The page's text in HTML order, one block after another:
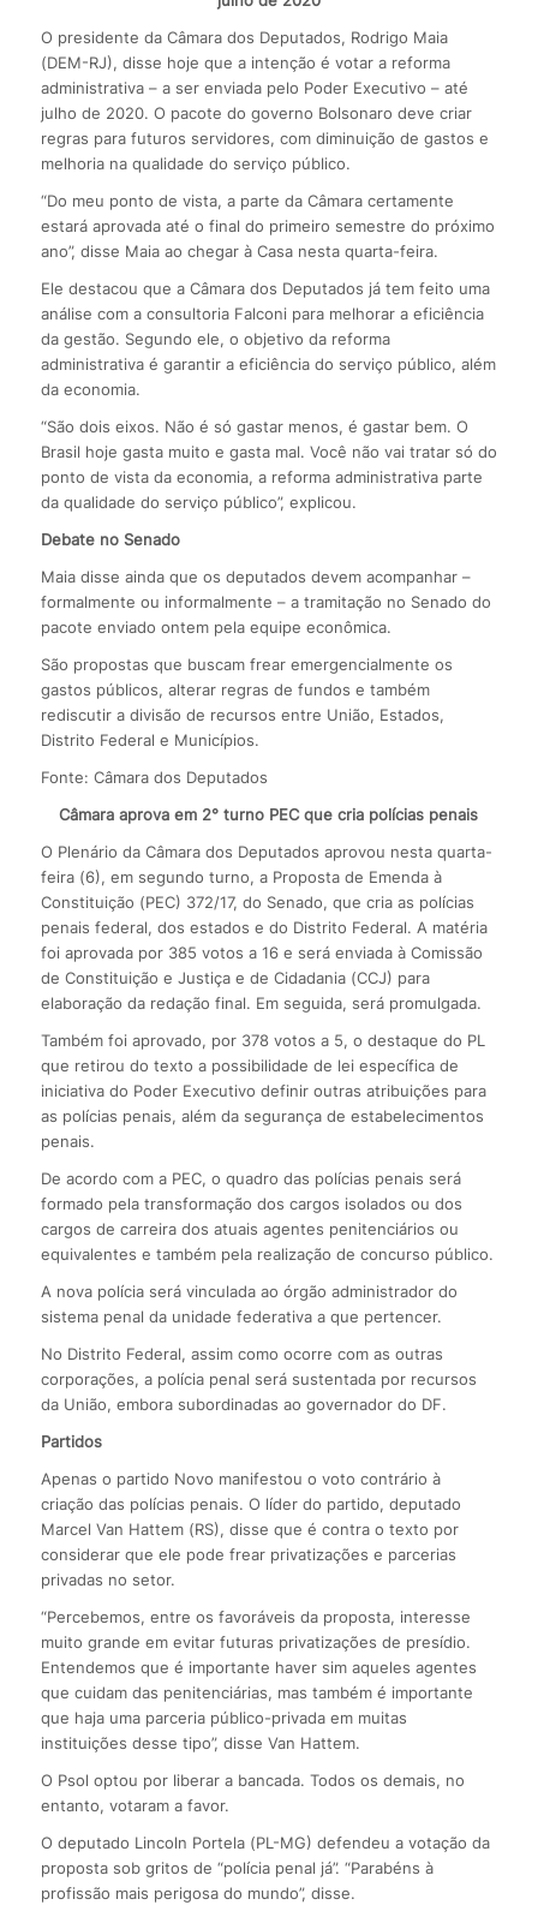
O presidente da Câmara dos Deputados, Rodrigo Maia
(DEM-RJ), disse hoje que a intenção é votar a reforma
administrativa – a ser enviada pelo Poder Executivo – até
julho de 2020. O pacote do governo Bolsonaro deve criar
regras para futuros servidores, com diminuição de gastos e
melhoria na qualidade do serviço público.
“Do meu ponto de vista, a parte da Câmara certamente
estará aprovada até o final do primeiro semestre do próximo
ano”, disse Maia ao chegar à Casa nesta quarta-feira.
Ele destacou que a Câmara dos Deputados já tem feito uma
análise com a consultoria Falconi para melhorar a eficiência
da gestão. Segundo ele, o objetivo da reforma
administrativa é garantir a eficiência do serviço público, além
da economia.
“São dois eixos. Não é só gastar menos, é gastar bem. O
Brasil hoje gasta muito e gasta mal. Você não vai tratar só do
ponto de vista da economia, a reforma administrativa parte
da qualidade do serviço público”, explicou.
Debate no Senado
Maia disse ainda que os deputados devem acompanhar –
formalmente ou informalmente – a tramitação no Senado do
pacote enviado ontem pela equipe econômica.
São propostas que buscam frear emergencialmente os
gastos públicos, alterar regras de fundos e também
rediscutir a divisão de recursos entre União, Estados,
Distrito Federal e Municípios.
Fonte: Câmara dos Deputados
Câmara aprova em 2° turno PEC que cria polícias penais
O Plenário da Câmara dos Deputados aprovou nesta quarta-
feira (6), em segundo turno, a Proposta de Emenda à
Constituição (PEC) 372/17, do Senado, que cria as polícias
penais federal, dos estados e do Distrito Federal. A matéria
foi aprovada por 385 votos a 16 e será enviada à Comissão
de Constituição e Justiça e de Cidadania (CCJ) para
elaboração da redação final. Em seguida, será promulgada.
Também foi aprovado, por 378 votos a 5, o destaque do PL
que retirou do texto a possibilidade de lei específica de
iniciativa do Poder Executivo definir outras atribuições para
as polícias penais, além da segurança de estabelecimentos
penais.
De acordo com a PEC, o quadro das polícias penais será
formado pela transformação dos cargos isolados ou dos
cargos de carreira dos atuais agentes penitenciários ou
equivalentes e também pela realização de concurso público.
A nova polícia será vinculada ao órgão administrador do
sistema penal da unidade federativa a que pertencer.
No Distrito Federal, assim como ocorre com as outras
corporações, a polícia penal será sustentada por recursos
da União, embora subordinadas ao governador do DF.
Partidos
Apenas o partido Novo manifestou o voto contrário à
criação das polícias penais. O líder do partido, deputado
Marcel Van Hattem (RS), disse que é contra o texto por
considerar que ele pode frear privatizações e parcerias
privadas no setor.
“Percebemos, entre os favoráveis da proposta, interesse
muito grande em evitar futuras privatizações de presídio.
Entendemos que é importante haver sim aqueles agentes
que cuidam das penitenciárias, mas também é importante
que haja uma parceria público-privada em muitas
instituições desse tipo”, disse Van Hattem.
O Psol optou por liberar a bancada. Todos os demais, no
entanto, votaram a favor.
O deputado Lincoln Portela (PL-MG) defendeu a votação da
proposta sob gritos de “polícia penal já”. “Parabéns à
profissão mais perigosa do mundo”, disse.